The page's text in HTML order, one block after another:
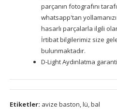
parçanın fotografını
whatsapp'tan
hasarlı parçalarla ilgili
İrtibat bilgilerimiz size
bulunmaktadır.
D-Light Aydınlatma
Etiketler: avize baston,lü,bal